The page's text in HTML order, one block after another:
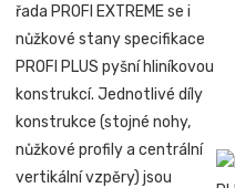
řada PROFI EXTREME se i
nůžkové stany specifikace
PROFI PLUS pyšní hliníkovou
konstrukcí. Jednotlivé díly
konstrukce (stojné nohy,
nůžkové profily a centrální
vertikální vzpěry) jsou